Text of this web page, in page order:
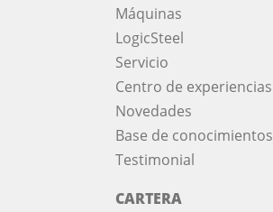
Máquinas
LogicSteel
Servicio
Centro de experiencias
Novedades
Base de conocimientos
Testimonial
CARTERA